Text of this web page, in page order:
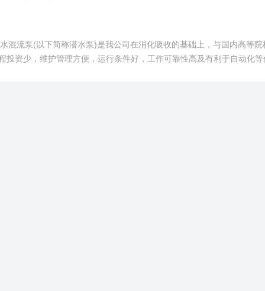
混流泵(以下简称潜水泵)是我公司在消化吸收的基础上，与国内高等院
投资少，维护管理方便，运行条件好，工作可靠性高及有利于自动化